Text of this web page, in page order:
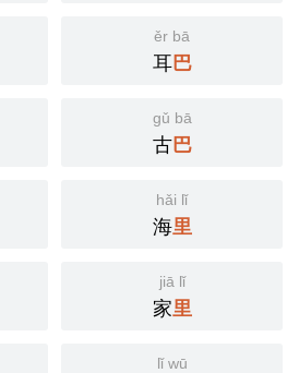
ěr bā
耳巴
gǔ bā
古巴
hǎi lǐ
海里
jiā lǐ
家里
lǐ wū